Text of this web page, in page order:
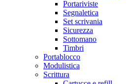
Portariviste
Segnaletica
Set scrivania
Sicurezza
Sottomano
Timbri
Portablocco
Modulistica
Scrittura